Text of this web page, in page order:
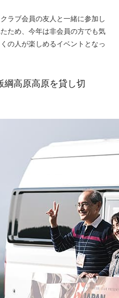
ラブ会員の友人と一緒に参加し
ため、今年は非会員の方でも気
の人が楽しめるイベントとなっ
綱高原高原を貸し切